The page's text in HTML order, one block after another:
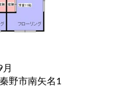
野市南矢名1